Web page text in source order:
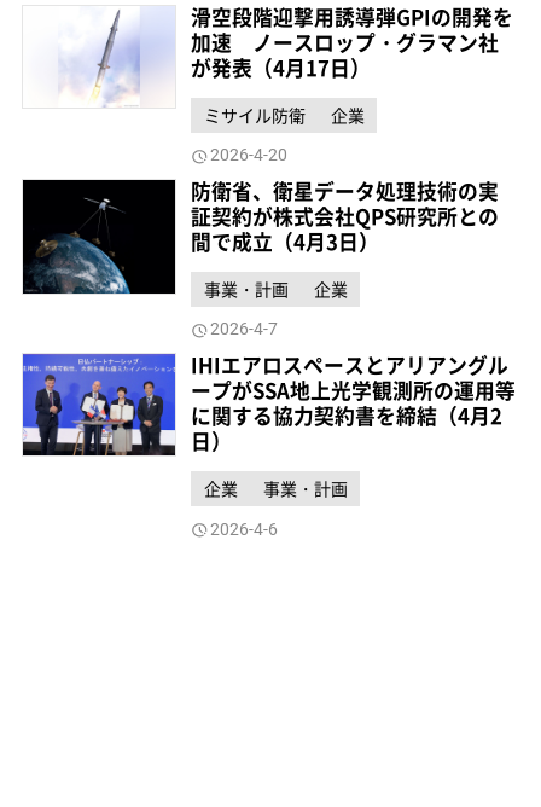
滑空段階迎撃用誘導弾GPIの開発を
加速 ノースロップ・グラマン社
が発表（4月17日）
ミサイル防衛 企業
2026-4-20
防衛省、衛星データ処理技術の実
証契約が株式会社QPS研究所との
間で成立（4月3日）
事業・計画 企業
2026-4-7
IHIエアロスペースとアリアングル
ープがSSA地上光学観測所の運用等
に関する協力契約書を締結（4月2
日）
企業 事業・計画
2026-4-6